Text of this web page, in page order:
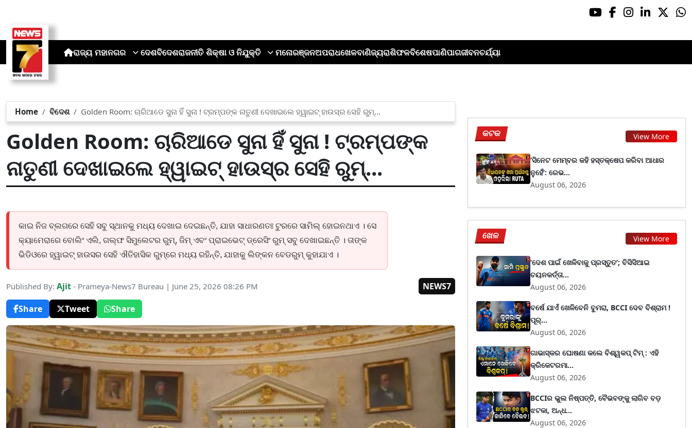
ରାଜ୍ୟ ମହାନଗର ଦେଶବିଦେଶରାଜନୀତି ଶିକ୍ଷା ଓ ନିଯୁକ୍ତି ମନୋରଞ୍ଜନଅପରାଧଖେଳବାଣିଜ୍ୟରାଶିଫଳବିଶେଷପାଣିପାଗଜୀବନଚର୍ଯ୍ୟା
Home ବିଦେଶ Golden Room: ଚାରିଆଡେ ସୁନା ହିଁ ସୁନା ! ଟ୍ରମ୍ପଙ୍କ ନାତୁଣୀ ଦେଖାଇଲେ ହ୍ୱାଇଟ୍ ହାଉସ୍‌ର ସେହି ରୁମ୍...
Golden Room: ଚାରିଆଡେ ସୁନା ହିଁ ସୁନା ! ଟ୍ରମ୍ପଙ୍କ
ନାତୁଣୀ ଦେଖାଇଲେ ହ୍ୱାଇଟ୍ ହାଉସ୍‌ର ସେହି ରୁମ୍...
କାଇ ନିଜ ବ୍ଲଗରେ ସେହି ସବୁ ସ୍ଥାନକୁ ମଧ୍ୟ ଦେଖାଇ ଦେଇଛନ୍ତି, ଯାହା ସାଧାରଣତଃ ଟୁରରେ ସାମିଲ୍ ହୋଇନଥାଏ । ସେ
କ୍ୟାମେରାରେ ବୋଲିଂ ଏଲି, ଗଲ୍ଫ ସିମୁଲେଟର ରୁମ୍, ଜିମ୍ ଏବଂ ପ୍ରାଇଭେଟ୍ ଡ୍ରେସିଂ ରୁମ୍ ସବୁ ଦେଖାଇଛନ୍ତି । ତାଙ୍କ
ଭିଡିଓରେ ହ୍ୱାଇଟ୍ ହାଉସର ସେହି ଐତିହାସିକ ରୁମ୍‌ରେ ମଧ୍ୟ ରହିନ୍ତି, ଯାହାକୁ ଲିଙ୍କନ ବେଡରୁମ୍ କୁହାଯାଏ ।
Published By: Ajit - Prameya-News7 Bureau | June 25, 2026 08:26 PM
NEWS7
Share
Tweet Share
କଟକ View More
‘ସିନେଟ ମେମ୍ବର କହି ହସ୍ତକ୍ଷେପ କରିବା ଆଧାର
ନୁହେଁ’: ରେଭ...
August 06, 2026
ଖେଳ View More
‘ଦେଶ ପାଇଁ ଖେଳିବାକୁ ପ୍ରସ୍ତୁତ’; ବିସିସିଆଇ
ଚୟନକର୍ତ୍ତା...
August 06, 2026
ବର୍ଷେ ଯାଏଁ ଖେଳିବେନି ବୁମରା, BCCI ଦେବ ବିଶ୍ରାମ !
ପୂର୍...
August 06, 2026
ଗାଭାସ୍କର ଘୋଷଣା କଲେ ବିଶ୍ୱକପ୍ ଟିମ୍ : ଏହି
କ୍ରିକେଟରମା...
August 06, 2026
BCCIର ଭୁଲ ନିଷ୍ପତ୍ତି, ବୈଭବଙ୍କୁ ଲାଗିବ ବଡ଼
ଝଟକା, ଅନ୍ଧ...
August 06, 2026